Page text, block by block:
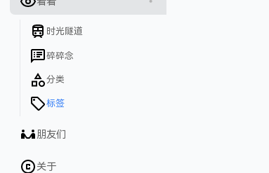
时光隧道
碎碎念
分类
标签
朋友们
关于